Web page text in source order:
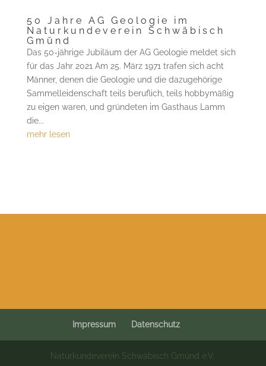
50 Jahre AG Geologie im
Naturkundeverein Schwäbisch
Gmünd
Das 50-jährige Jubiläum der AG Geologie meldet sich
für das Jahr 2021 Am 25. März 1971 trafen sich acht
Männer, denen die Geologie und die dazugehörige
Sammelleidenschaft teils beruflich, teils hobbymäßig
zu eigen waren, und gründeten im Gasthaus Lamm
die...
mehr lesen
Impressum Datenschutz
Naturkundeverein Schwäbisch Gmünd e.V.